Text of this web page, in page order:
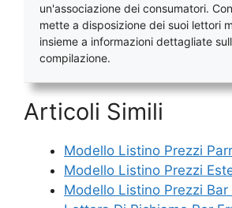
un'associazione dei consumatori.
mette a disposizione dei suoi lettori
insieme a informazioni dettagliate
compilazione.
Articoli Simili
Modello Listino Prezzi
Modello Listino Prezzi
Modello Listino Prezzi Bar